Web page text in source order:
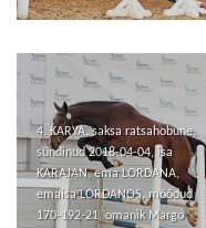
4. KARYA, saksa ratsahobune,
sündinud 2018-04-04, isa
KARAJAN, ema LORDANA,
emaisa LORDANOS, mõõdud
170-192-21, omanik Margo